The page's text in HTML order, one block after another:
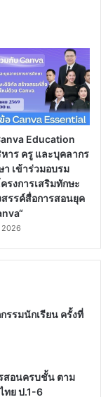
Education
าร ครู และบุคลากร
า เข้าร่วมอบรม
รงการเสริมทักษะ
รรค์สื่อการสอนยุค
รมนักเรียน ครั้งที่
สอนครบชั้น ตาม
ทย ป.1-6